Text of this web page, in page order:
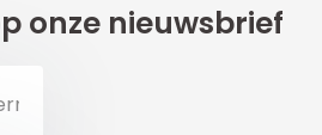
onze nieuwsbrief